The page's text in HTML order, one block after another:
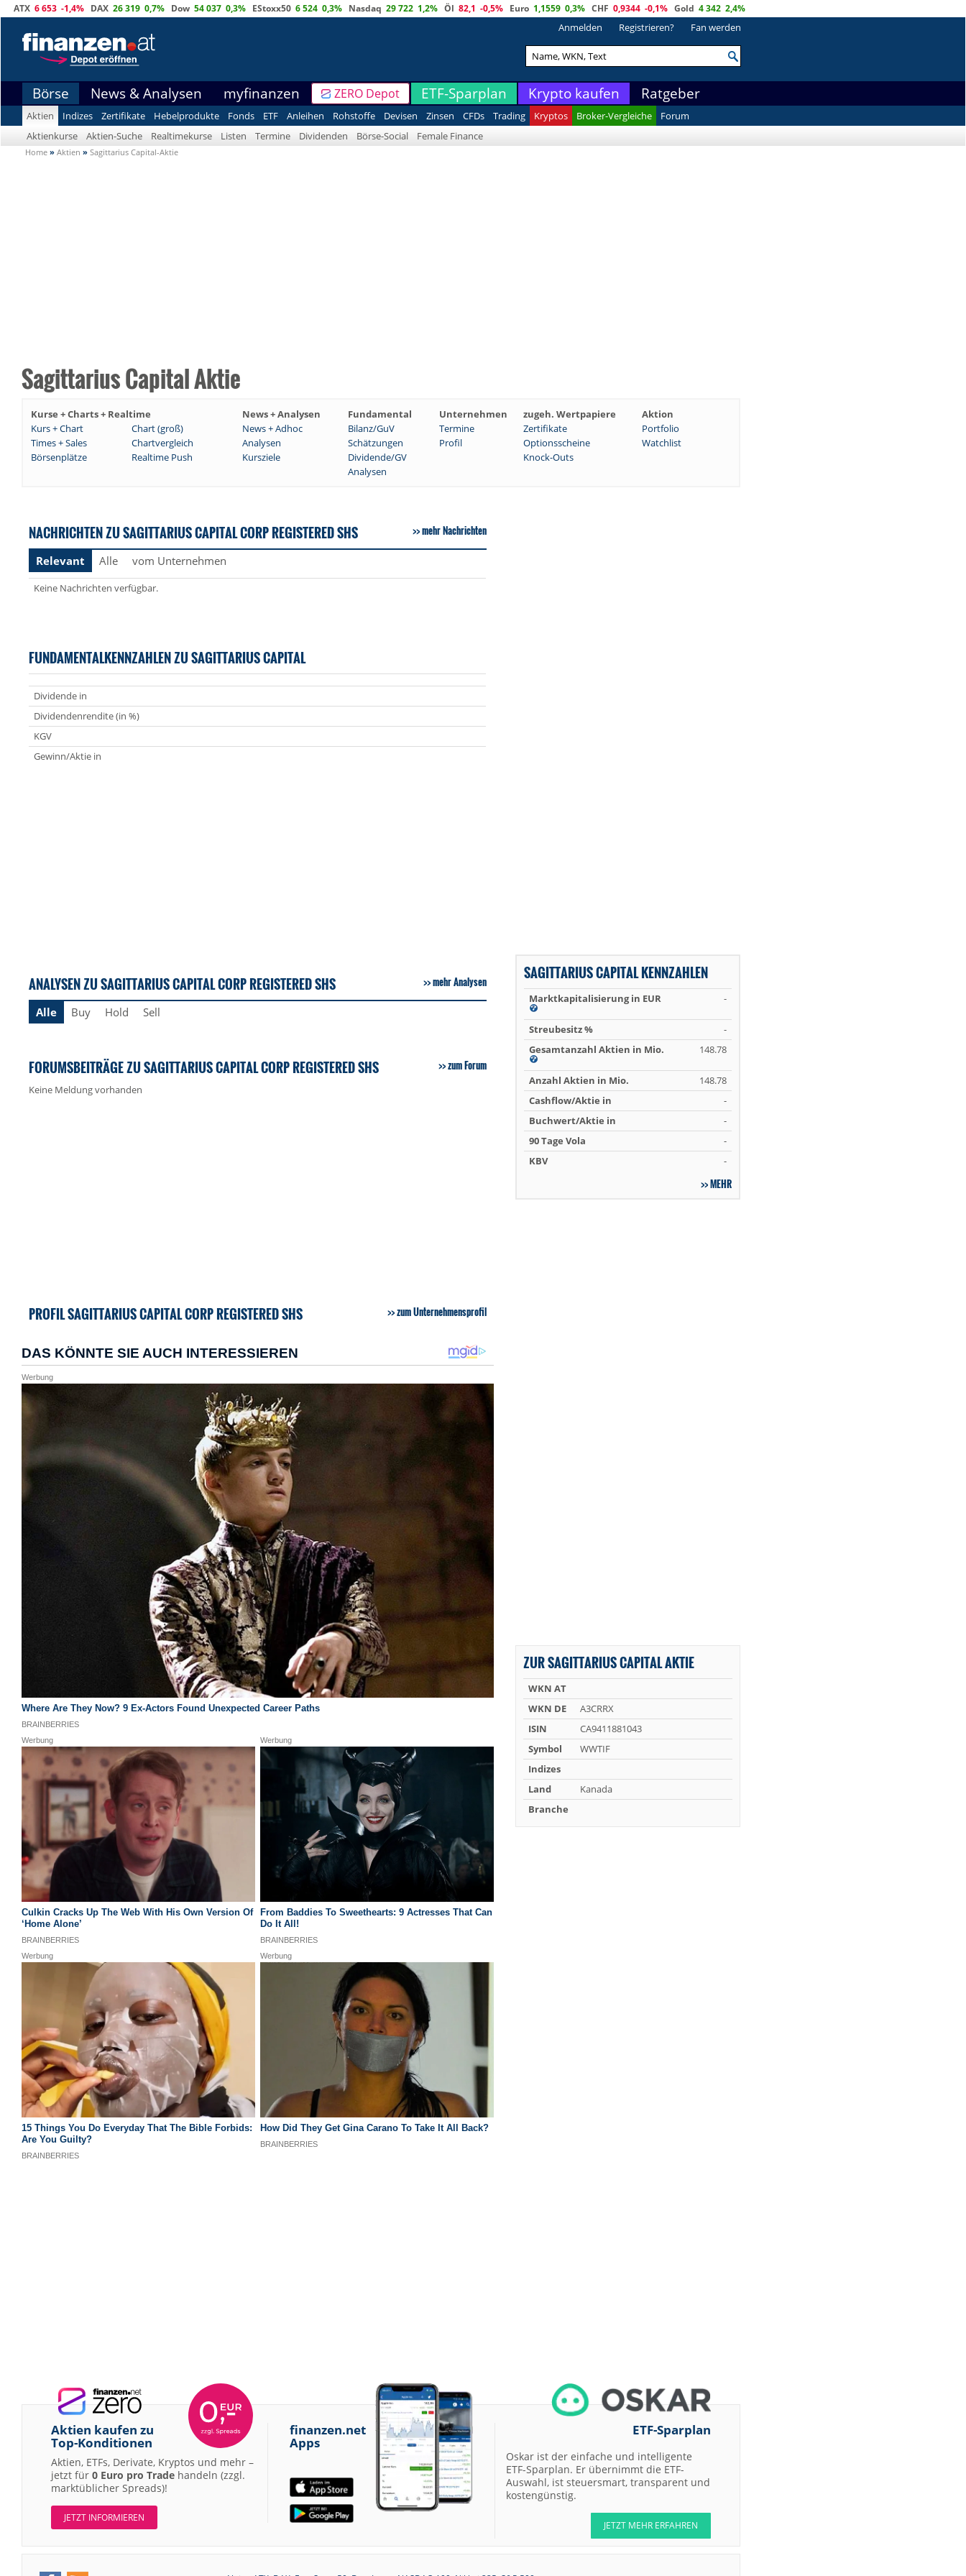
ATX 6 653 -1,4% DAX 26 319 0,7% Dow 54 037 0,3% EStoxx50 6 524 0,3% Nasdaq 29 722 1,2% Öl 82,1 -0,5% Euro 1,1559 0,3% CHF 0,9344 -0,1% Gold 4 342 2,4%
Anmelden Registrieren? Fan werden
Börse News & Analysen myfinanzen ZERO Depot ETF-Sparplan Krypto kaufen Ratgeber
Aktien Indizes Zertifikate Hebelprodukte Fonds ETF Anleihen Rohstoffe Devisen Zinsen CFDs Trading Kryptos Broker-Vergleiche
Forum
Aktienkurse
Aktien-Suche Realtimekurse Listen Termine Dividenden Börse-Social Female Finance
Home » Aktien » Sagittarius Capital-Aktie
Sagittarius Capital Aktie
Kurse + Charts + Realtime News + Analysen Fundamental Unternehmen zugeh. Wertpapiere
Aktion
Kurs + Chart
Chart (groß) News + Adhoc Bilanz/GuV Termine Zertifikate
Portfolio
Times + Sales
Chartvergleich Analysen Schätzungen Profil Optionsscheine
Watchlist
Börsenplätze
Realtime Push Kursziele Dividende/GV
Knock-Outs
Analysen
NACHRICHTEN ZU SAGITTARIUS CAPITAL CORP REGISTERED SHS mehr Nachrichten
Relevant Alle vom Unternehmen
Keine Nachrichten verfügbar.
FUNDAMENTALKENNZAHLEN ZU SAGITTARIUS CAPITAL
Dividende in
Dividendenrendite (in %)
KGV
Gewinn/Aktie in
ANALYSEN ZU SAGITTARIUS CAPITAL CORP REGISTERED SHS mehr Analysen
Alle Buy Hold Sell
FORUMSBEITRÄGE ZU SAGITTARIUS CAPITAL CORP REGISTERED SHS zum Forum
Keine Meldung vorhanden
PROFIL SAGITTARIUS CAPITAL CORP REGISTERED SHS zum Unternehmensprofil
SAGITTARIUS CAPITAL KENNZAHLEN
Marktkapitalisierung in EUR -
Streubesitz %
-
Gesamtanzahl Aktien in Mio.
148.78
Anzahl Aktien in Mio.
148.78
Cashflow/Aktie in
-
Buchwert/Aktie in
-
90 Tage Vola
-
KBV
-
MEHR
ZUR SAGITTARIUS CAPITAL AKTIE
WKN AT
WKN DE
A3CRRX
ISIN
CA9411881043
Symbol
WWTIF
Indizes
Land
Kanada
Branche
Aktien kaufen zu
Top-Konditionen
Aktien, ETFs, Derivate, Kryptos und mehr –
jetzt für 0 Euro pro Trade handeln (zzgl.
marktüblicher Spreads)!
JETZT INFORMIEREN
finanzen.net
Apps
ETF-Sparplan
Oskar ist der einfache und intelligente
ETF-Sparplan. Er übernimmt die ETF-
Auswahl, ist steuersmart, transparent und
kostengünstig.
JETZT MEHR ERFAHREN